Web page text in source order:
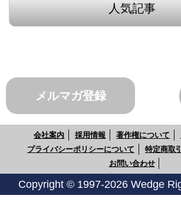
人気記事
メルマガ登録
会社案内 採用情報 著作権について
プライバシーポリシーについて
特定商取
お問い合わせ
Copyright © 1997-2026 Wedge